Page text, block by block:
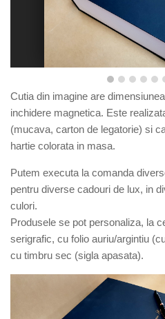
Cutia din imagine are
inchidere magnetica. Este r
(mucava, carton de legatorie) si
hartie colorata in masa.
Putem executa la comanda
pentru diverse cadouri de lux, in
culori.
Produsele se pot personaliza, la
serigrafic, cu folio auriu/argintiu
cu timbru sec (sigla apasata).